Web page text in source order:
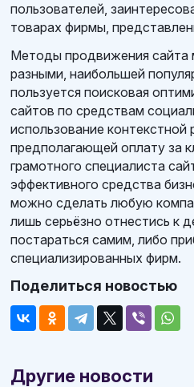
пользователей,
товарах фирмы,
Методы продвижения сайта
разными, наибольшей
пользуется поисковая
сайтов по средствам
использование контекстной
предполагающей оплату за
грамотного специалиста
эффективного средства
можно сделать любую
лишь серьёзно отнестись к
постараться самим, либо
специализированных фирм.
Поделиться новостью
Другие новости